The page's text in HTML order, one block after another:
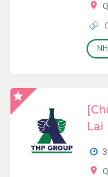
Lai